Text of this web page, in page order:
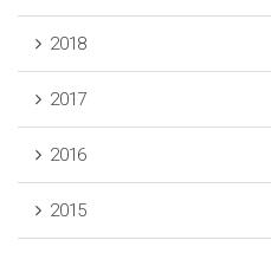
2018
2017
2016
2015